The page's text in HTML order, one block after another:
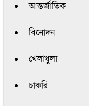
আন্তর্জাতিক
বিনোদন
খেলাধুলা
চাকরি